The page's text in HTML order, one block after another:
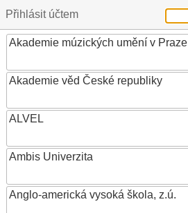
Přihlásit účtem
Akademie múzických umění v Praze
Akademie věd České republiky
ALVEL
Ambis Univerzita
Anglo-americká vysoká škola, z.ú.